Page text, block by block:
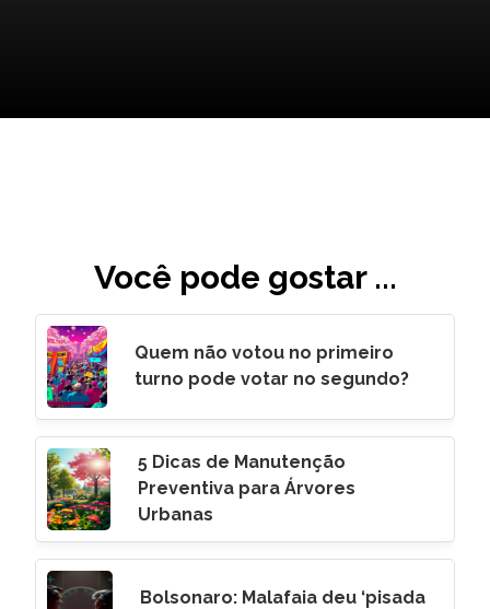
Você pode gostar ...
Quem não votou no primeiro
turno pode votar no segundo?
5 Dicas de Manutenção
Preventiva para Árvores
Urbanas
Bolsonaro: Malafaia deu ‘pisada